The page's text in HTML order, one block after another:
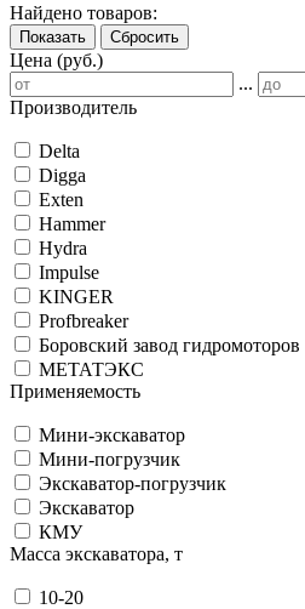
Найдено товаров:
Показать Сбросить
Цена (руб.)
...
Производитель
Delta
Digga
Exten
Hammer
Hydra
Impulse
KINGER
Profbreaker
Боровский завод гидромоторов
МЕТАТЭКС
Применяемость
Мини-экскаватор
Мини-погрузчик
Экскаватор-погрузчик
Экскаватор
КМУ
Масса экскаватора, т
10-20